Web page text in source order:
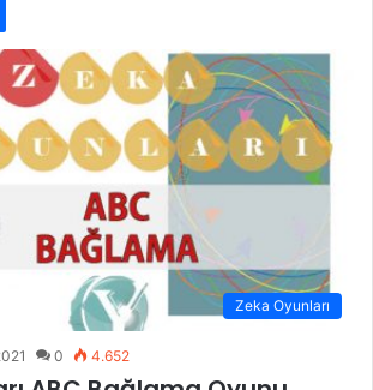
Zeka Oyunları
0 4.652